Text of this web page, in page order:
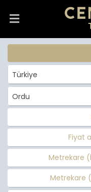
Türkiye
Ordu
Fiyat
Metrekare
Metrekare